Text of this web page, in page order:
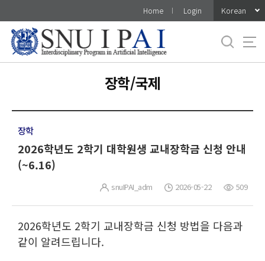
로
메
Home Login Korean
장학/국제
장학
2026학년도 2학기 대학원생 교내장학금 신청 안내
(~6.16)
snuIPAI_adm 2026-05-22 509
2026학년도 2학기 교내장학금 신청 방법을 다음과
같이 알려드립니다.